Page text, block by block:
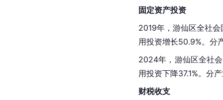
固定资产投资
2019年，游仙区全社
用投资增长50.9%。分
2024年，游仙区全社
用投资下降37.1%。分
财税收支